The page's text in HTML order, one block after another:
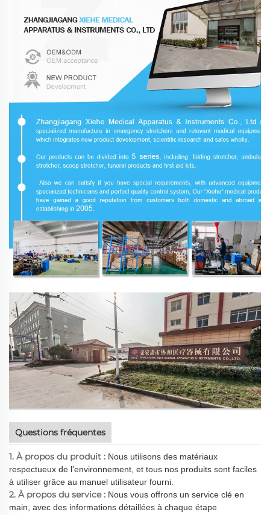
Questions fréquentes
1. À propos du produit : Nous utilisons des matériaux
respectueux de l'environnement, et tous nos produits sont faciles
à utiliser grâce au manuel utilisateur fourni.
2. À propos du service : Nous vous offrons un service clé en
main, avec des informations détaillées à chaque étape